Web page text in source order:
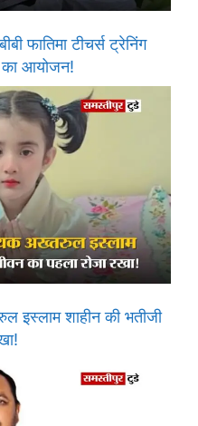
फातिमा टीचर्स ट्रेनिंग
का आयोजन!
इस्लाम शाहीन की भतीजी